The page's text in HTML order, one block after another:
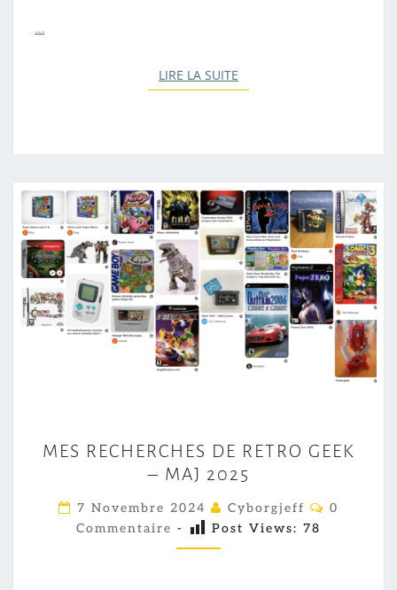
…
LIRE LA SUITE
E
S
R
E
C
MES RECHERCHES DE RETRO GEEK
– MAJ 2025
7 Novembre 2024 Cyborgjeff
C
0
Commentaire - Post Views: 78